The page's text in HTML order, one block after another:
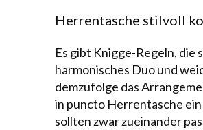
Herrentasche stilvoll
Es gibt Knigge-Regeln, die
harmonisches Duo und
demzufolge das
in puncto Herrentasche
sollten zwar zueinander